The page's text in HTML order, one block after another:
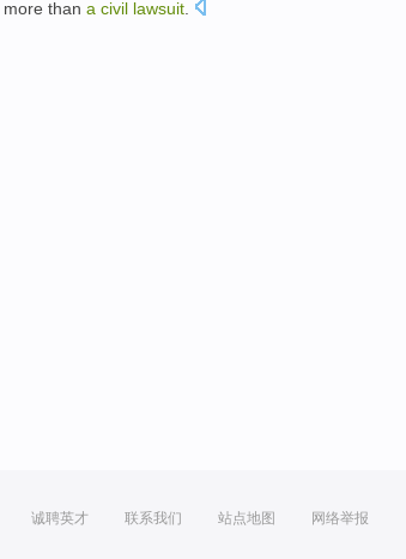
more than a civil lawsuit
诚聘英才 联系我们 站点地图 网络举报